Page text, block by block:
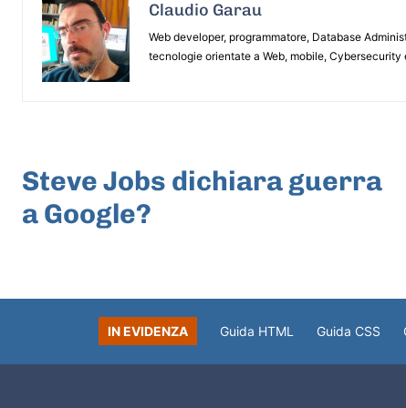
Claudio Garau
Web developer, programmatore, Database
tecnologie orientate a Web, mobile,
Steve Jobs dichiara guerra
a Google?
IN EVIDENZA Guida HTML Guida CSS